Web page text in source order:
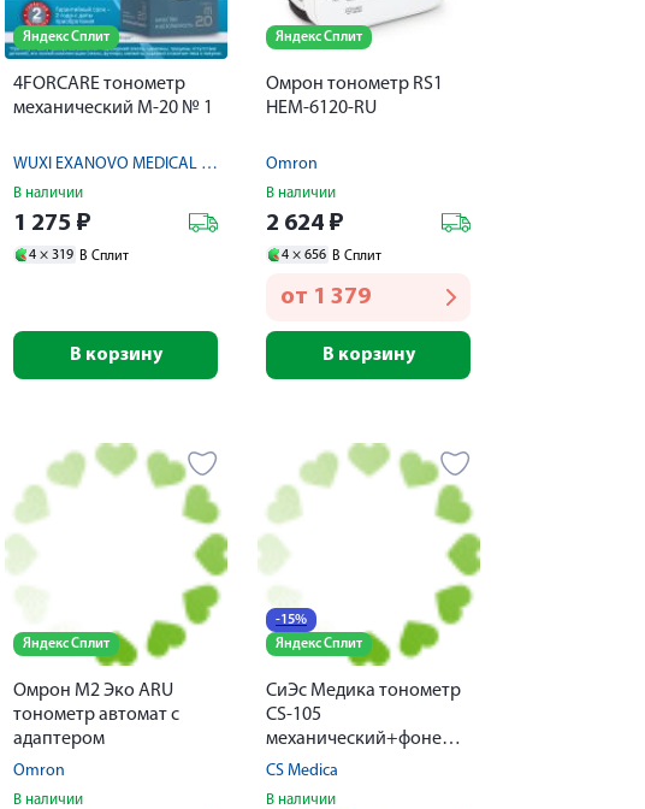
Яндекс Сплит
4FORCARE тонометр
механический М-20 № 1
WUXI EXANOVO MEDICAL INSTRUMENT CO.,LTD
В наличии
1 275 ₽
4 × 319 В Сплит
В корзину
Яндекс Сплит
Омрон тонометр RS1
НEM-6120-RU
Omron
В наличии
2 624 ₽
4 × 656 В Сплит
от 1 379
В корзину
Яндекс Сплит
Омрон M2 Эко ARU
тонометр автомат с
адаптером
Omron
В наличии
-15%
Яндекс Сплит
СиЭс Медика тонометр
CS-105
механический+фонендоскоп
CS Medica
В наличии